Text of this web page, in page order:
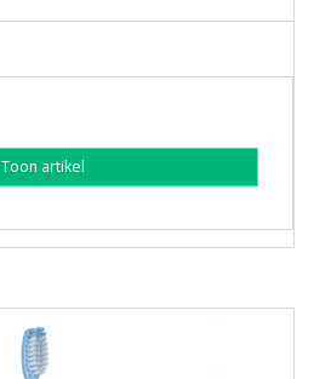
Toon artikel